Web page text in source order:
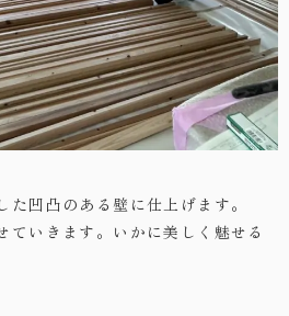
た凹凸のある壁に仕上げます。
ていきます。いかに美しく魅せる